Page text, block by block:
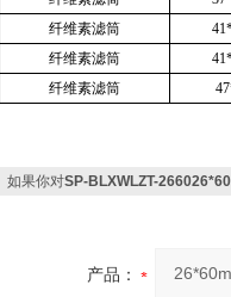
纤维素滤筒
纤维素滤筒
纤维素滤筒
如果你对SP-BLXWLZT-
产品：